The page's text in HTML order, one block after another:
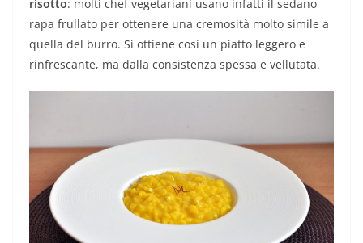
risotto: molti chef vegetariani usano infatti il sedano
rapa frullato per ottenere una cremosità molto simile a
quella del burro. Si ottiene così un piatto leggero e
rinfrescante, ma dalla consistenza spessa e vellutata.